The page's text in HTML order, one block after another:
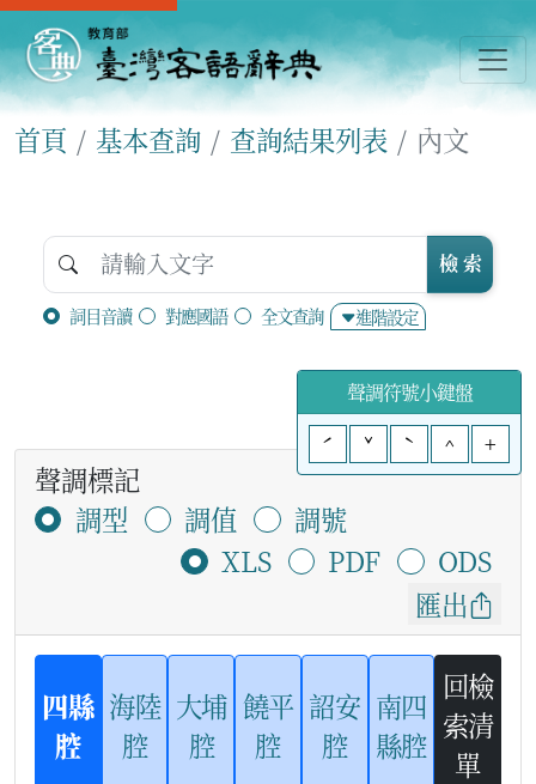
首頁 基本查詢 查詢結果列表 內文
詞目音讀 對應國語 全文查詢 進階設定
檢 索
聲調符號小鍵盤
ˊ
ˇ ˋ ^ +
聲調標記
調型
調值
調號
XLS
PDF
ODS
匯出
四縣
腔
海陸
腔
大埔
腔
饒平
腔
詔安
腔
南四
縣腔
回檢
索清
單